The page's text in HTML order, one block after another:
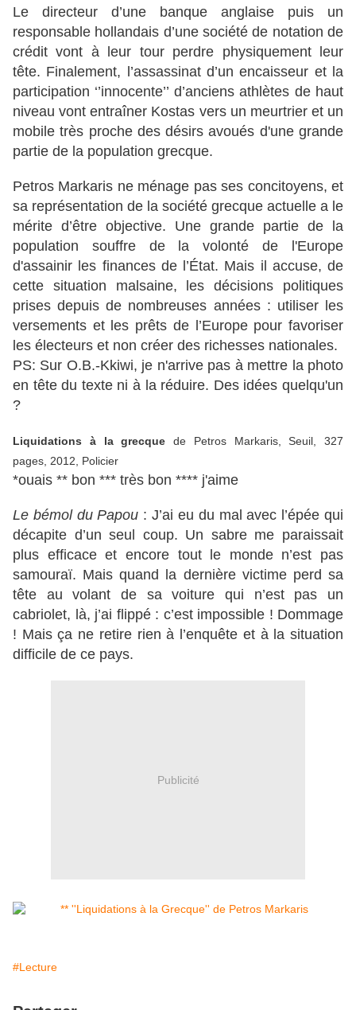
Le directeur d’une banque anglaise puis un
responsable hollandais d’une société de notation de
crédit vont à leur tour perdre physiquement leur
tête. Finalement, l’assassinat d’un encaisseur et la
participation ‘’innocente’’ d’anciens athlètes de haut
niveau vont entraîner Kostas vers un meurtrier et un
mobile très proche des désirs avoués d'une grande
partie de la population grecque.
Petros Markaris ne ménage pas ses concitoyens, et
sa représentation de la société grecque actuelle a le
mérite d’être objective. Une grande partie de la
population souffre de la volonté de l'Europe
d'assainir les finances de l’État. Mais il accuse, de
cette situation malsaine, les décisions politiques
prises depuis de nombreuses années : utiliser les
versements et les prêts de l’Europe pour favoriser
les électeurs et non créer des richesses nationales.
PS: Sur O.B.-Kkiwi, je n'arrive pas à mettre la photo
en tête du texte ni à la réduire. Des idées quelqu'un
?
Liquidations à la grecque de Petros Markaris, Seuil, 327
pages, 2012, Policier
*ouais ** bon *** très bon **** j'aime
Le bémol du Papou : J’ai eu du mal avec l’épée qui
décapite d’un seul coup. Un sabre me paraissait
plus efficace et encore tout le monde n’est pas
samouraï. Mais quand la dernière victime perd sa
tête au volant de sa voiture qui n’est pas un
cabriolet, là, j’ai flippé : c’est impossible ! Dommage
! Mais ça ne retire rien à l’enquête et à la situation
difficile de ce pays.
Publicité
#Lecture